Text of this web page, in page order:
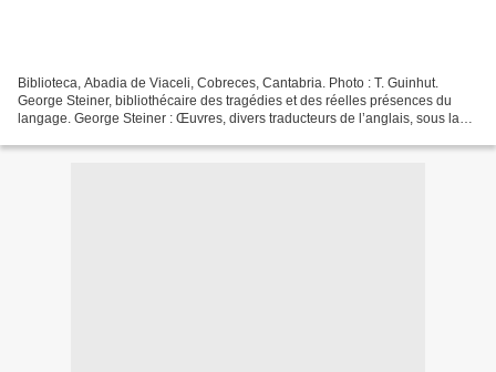
Biblioteca, Abadia de Viaceli, Cobreces, Cantabria. Photo : T. Guinhut.
George Steiner, bibliothécaire des tragédies et des réelles présences du
langage. George Steiner : Œuvres, divers traducteurs de l’anglais, sous la